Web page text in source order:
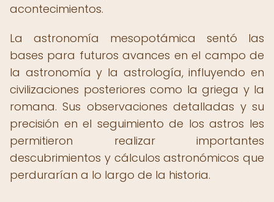
acontecimientos.
La astronomía mesopotámica sentó las
bases para futuros avances en el campo de
la astronomía y la astrología, influyendo en
civilizaciones posteriores como la griega y la
romana. Sus observaciones detalladas y su
precisión en el seguimiento de los astros les
permitieron realizar importantes
descubrimientos y cálculos astronómicos que
perdurarían a lo largo de la historia.